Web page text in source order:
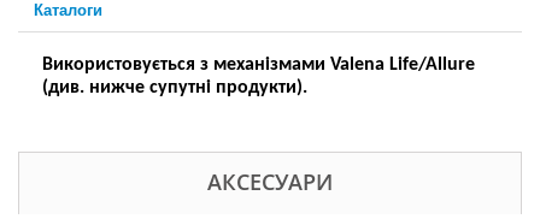
Каталоги
Використовується з механізмами Valena Life/Allure
(див. нижче супутні продукти).
АКСЕСУАРИ